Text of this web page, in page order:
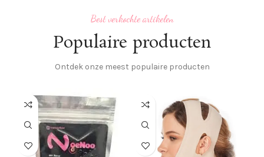
Best verkochte artikelen
Populaire producten
Ontdek onze meest populaire producten